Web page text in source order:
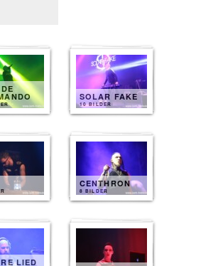
SOLAR FAKE
10 BILDER
CENTHRON
8 BILDER
LIED